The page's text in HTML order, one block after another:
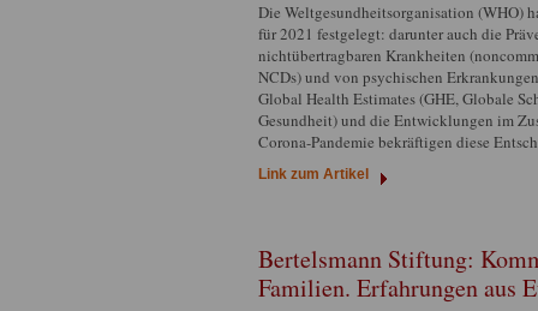
Die Weltgesundheitsorganisation (WHO)
für 2021 festgelegt: darunter auch die
nichtübertragbaren Krankheiten
NCDs)und von psychischen
Global Health Estimates(GHE, Globale
Gesundheit) und die Entwicklungen im
Corona-Pandemie bekräftigen diese
Link zum Artikel
Bertelsmann Stiftung:
Familien. Erfahrungen aus